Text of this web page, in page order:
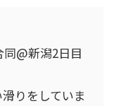
@新潟2日目
りをしていま